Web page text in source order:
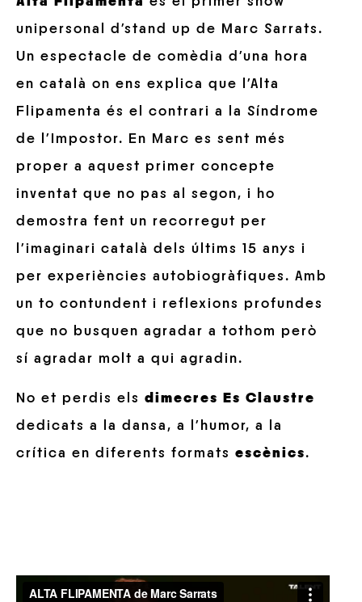
unipersonal d’stand up de Marc Sarrats.
Un espectacle de comèdia d’una hora
en català on ens explica que l’Alta
Flipamenta és el contrari a la Síndrome
de l’Impostor. En Marc es sent més
proper a aquest primer concepte
inventat que no pas al segon, i ho
demostra fent un recorregut per
l’imaginari català dels últims 15 anys i
per experiències autobiogràfiques. Amb
un to contundent i reflexions profundes
que no busquen agradar a tothom però
sí agradar molt a qui agradin.
No et perdis els dimecres Es Claustre
dedicats a la dansa, a l’humor, a la
crítica en diferents formats escènics.